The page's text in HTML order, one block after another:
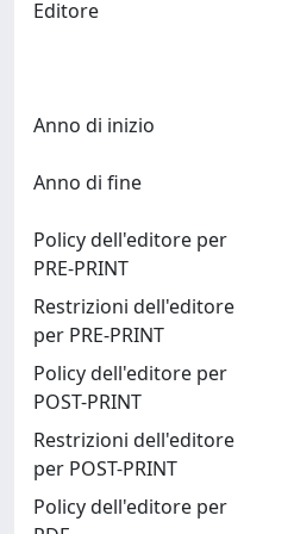
Editore
Anno di inizio
Anno di fine
Policy dell'editore per
PRE-PRINT
Restrizioni dell'editore
per PRE-PRINT
Policy dell'editore per
POST-PRINT
Restrizioni dell'editore
per POST-PRINT
Policy dell'editore per